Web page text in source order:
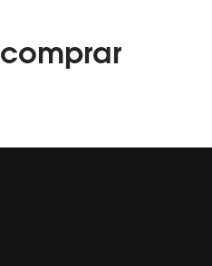
comprar